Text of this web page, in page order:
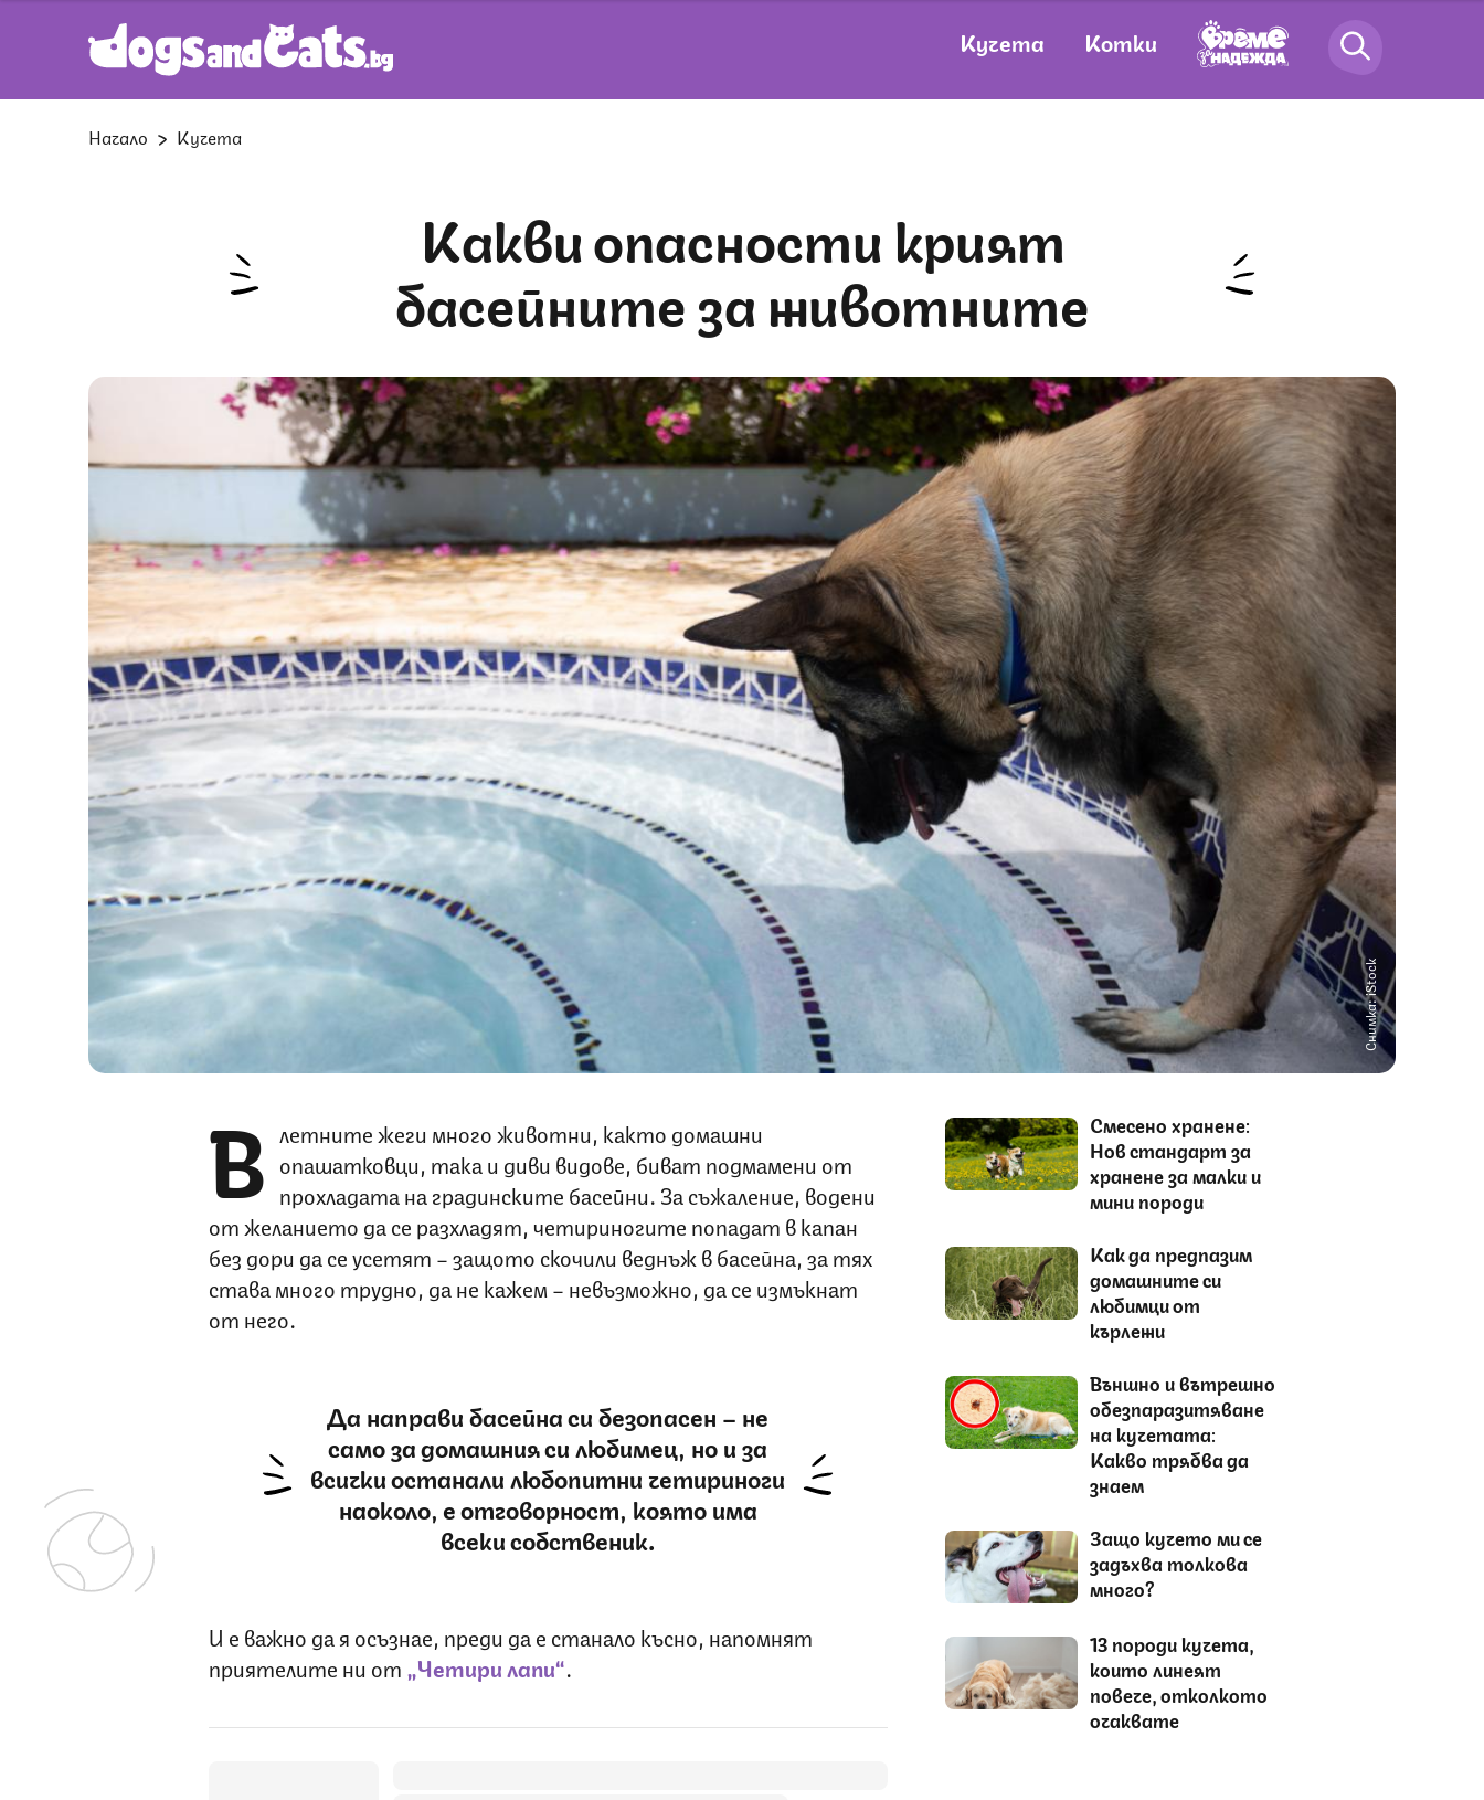
Кучета Котки
Начало Кучета
Какви опасности крият
басейните за животните
Снимка: iStock
В летните жеги много животни, както домашни
опашатковци, така и диви видове, биват подмамени от
прохладата на градинските басейни. За съжаление, водени
от желанието да се разхладят, четириногите попадат в капан
без дори да се усетят – защото скочили веднъж в басейна, за тях
става много трудно, да не кажем – невъзможно, да се измъкнат
от него.
Да направи басейна си безопасен – не
само за домашния си любимец, но и за
всички останали любопитни четириноги
наоколо, е отговорност, която има
всеки собственик.
И е важно да я осъзнае, преди да е станало късно, напомнят
приятелите ни от „Четири лапи“.
Смесено хранене:
Нов стандарт за
хранене за малки и
мини породи
Как да предпазим
домашните си
любимци от
кърлежи
Външно и вътрешно
обезпаразитяване
на кучетата:
Какво трябва да
знаем
Защо кучето ми се
задъхва толкова
много?
13 породи кучета,
които линеят
повече, отколкото
очаквате